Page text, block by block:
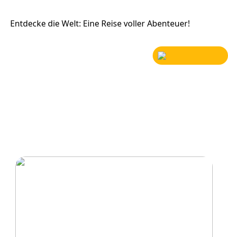
Entdecke die Welt: Eine Reise voller Abenteuer!